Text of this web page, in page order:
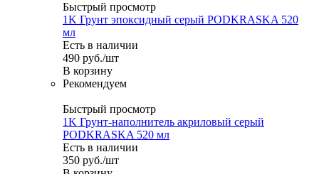
Быстрый просмотр
1K Грунт эпоксидный серый PODKRASKA 520
мл
Есть в наличии
490 руб./шт
В корзину
Рекомендуем
Быстрый просмотр
1K Грунт-наполнитель акриловый серый
PODKRASKA 520 мл
Есть в наличии
350 руб./шт